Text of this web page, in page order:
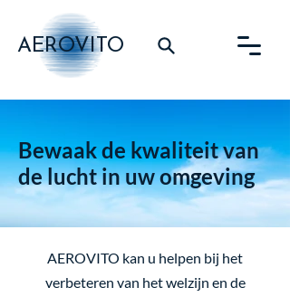
AEROVITO
Bewaak de kwaliteit van
de lucht in uw omgeving
AEROVITO kan u helpen bij het
verbeteren van het welzijn en de